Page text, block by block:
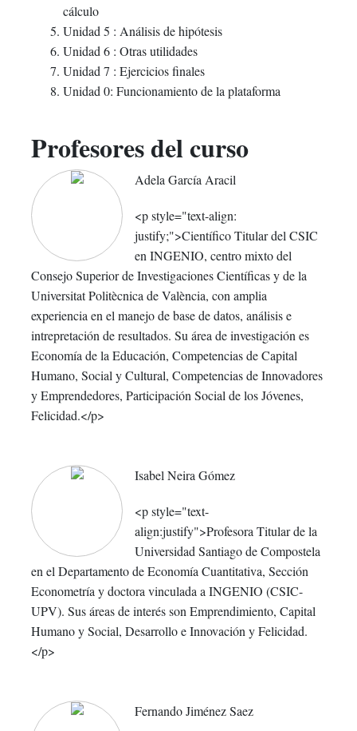
cálculo
Unidad 5 : Análisis de hipótesis
Unidad 6 : Otras utilidades
Unidad 7 : Ejercicios finales
Unidad 0: Funcionamiento de la plataforma
Profesores del curso
Adela García Aracil
<p style="text-align:
justify;">Científico Titular del CSIC
en INGENIO, centro mixto del
Consejo Superior de Investigaciones Científicas y de la
Universitat Politècnica de València, con amplia
experiencia en el manejo de base de datos, análisis e
intrepretación de resultados. Su área de investigación es
Economía de la Educación, Competencias de Capital
Humano, Social y Cultural, Competencias de Innovadores
y Emprendedores, Participación Social de los Jóvenes,
Felicidad.</p>
Isabel Neira Gómez
<p style="text-
align:justify">Profesora Titular de la
Universidad Santiago de Compostela
en el Departamento de Economía Cuantitativa, Sección
Econometría y doctora vinculada a INGENIO (CSIC-
UPV). Sus áreas de interés son Emprendimiento, Capital
Humano y Social, Desarrollo e Innovación y Felicidad.
</p>
Fernando Jiménez Saez